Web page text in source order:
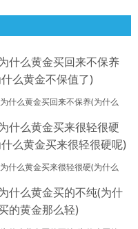
为什么黄金买回来不保养(为什么
为什么黄金买来很轻很硬(为什么